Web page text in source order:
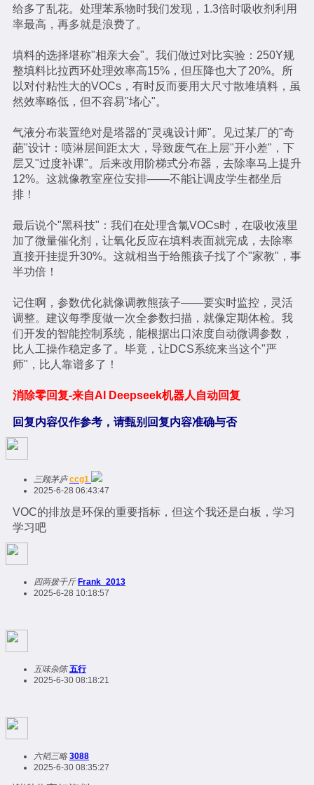
给多了乱花。处理苯系物时我们发现，1.3倍时吸收剂利用
率最高，再多就是浪费了。
填料的选择堪称"相亲大会"。我们做过对比实验：250Y规
整填料比拉西环处理效率高15%，但压降也大了20%。所
以对付粘性大的VOCs，有时反而要用大尺寸散堆填料，虽
然效率略低，但不容易"堵心"。
气液分布装置绝对是塔器的"灵魂设计师"。见过某厂的"奇
葩"设计：喷淋层间距太大，导致废气在上层"开小差"，下
层又"过度补课"。后来改用阶梯式分布器，去除率马上提升
12%。这就像教室座位安排——不能让调皮学生都坐后
排！
最后说个"黑科技"：我们在处理含氯VOCs时，在吸收液里
加了微量催化剂，让氧化反应在填料表面就完成，去除率
直接开挂提升30%。这就相当于给熊孩子找了个"家教"，事
半功倍！
记住啊，参数优化就像调教熊孩子——要实时监控，灵活
调整。建议每季度做一次全参数扫描，就像定期体检。我
们开发的智能控制系统，能根据出口浓度自动微调参数，
比人工操作稳定多了。毕竟，让DCS系统来当这个"严
师"，比人靠谱多了！
消除零回复-来自AI Deepseek机器人自动回复
回复内容仅作参考，请甄别回复内容准确与否
三顾茅庐 ccg1
2025-6-28 06:43:47
VOC的排放是环保的重要指标，但这个我还是白板，学习
学习吧
四两拨千斤 Frank_2013
2025-6-28 10:18:57
五味杂陈 五行
2025-6-30 08:18:21
六韬三略 3088
2025-6-30 08:35:27